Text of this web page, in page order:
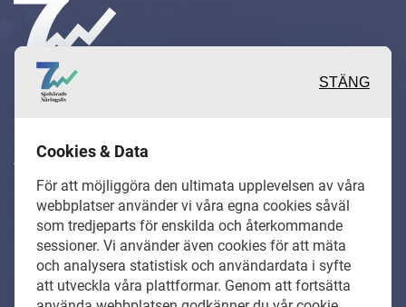
värdefulla berättelser och
reportage från och om det lokala
näringslivet och dess aktörer samt
en hel del annan läsvärt innehåll.
STÄNG
Cookies & Data
För att möjliggöra den ultimata upplevelsen av våra
webbplatser använder vi våra egna cookies såväl
som tredjeparts för enskilda och återkommande
sessioner. Vi använder även cookies för att mäta
och analysera statistisk och användardata i syfte
att utveckla våra plattformar. Genom att fortsätta